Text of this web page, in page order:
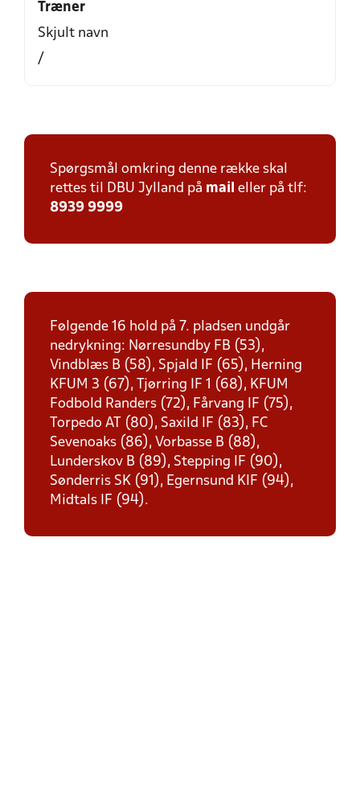
Træner
Skjult navn
/
Spørgsmål omkring denne række skal
rettes til DBU Jylland på mail eller på tlf:
8939 9999
Følgende 16 hold på 7. pladsen undgår
nedrykning: Nørresundby FB (53),
Vindblæs B (58), Spjald IF (65), Herning
KFUM 3 (67), Tjørring IF 1 (68), KFUM
Fodbold Randers (72), Fårvang IF (75),
Torpedo AT (80), Saxild IF (83), FC
Sevenoaks (86), Vorbasse B (88),
Lunderskov B (89), Stepping IF (90),
Sønderris SK (91), Egernsund KIF (94),
Midtals IF (94).